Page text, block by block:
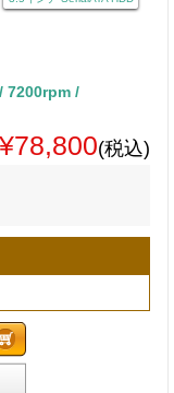
7200rpm /
¥78,800(税込)